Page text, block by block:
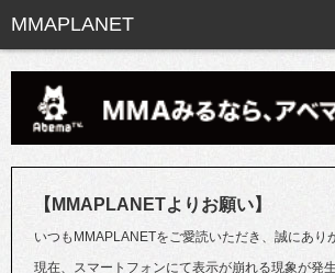
【MMAPLANETよりお願い】
いつもMMAPLANETをご愛読いただき、誠にあり
現在、スマートフォンにて表示が崩れる現象が発